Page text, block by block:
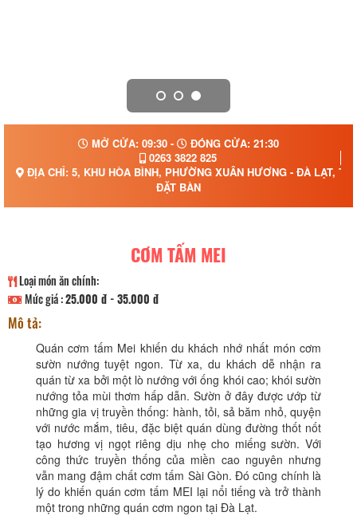
MỞ CỬA: 09:30 -
ĐÓNG CỬA: 21:30
0263 3822 825
ĐỊA CHỈ: 5, KHU HÒA BÌNH, PHƯỜNG XUÂN HƯƠNG - ĐÀ LẠT,
ĐẶT BÀN
CƠM TẤM MEI
Loại món ăn chính:
Mức giá :25.000 đ - 35.000 đ
Mô tả:
Quán cơm tấm Mei khiến du khách nhớ nhất món cơm
sườn nướng tuyệt ngon. Từ xa, du khách dễ nhận ra
quán từ xa bởi một lò nướng với ống khói cao; khói sườn
nướng tỏa mùi thơm hấp dẫn. Sườn ở đây được ướp từ
những gia vị truyền thống: hành, tỏi, sả băm nhỏ, quyện
với nước mắm, tiêu, đặc biệt quán dùng đường thốt nốt
tạo hương vị ngọt riêng dịu nhẹ cho miếng sườn. Với
công thức truyền thống của miền cao nguyên nhưng
vẫn mang đậm chất cơm tấm Sài Gòn. Đó cũng chính là
lý do khiến quán cơm tấm MEI lại nổi tiếng và trở thành
một trong những quán cơm ngon tại Đà Lạt.